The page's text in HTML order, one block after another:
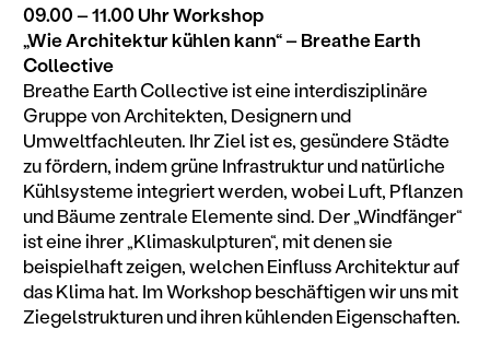
09.00 – 11.00 Uhr Workshop
„Wie Architektur kühlen kann“ – Breathe Earth
Collective
Breathe Earth Collective ist eine interdisziplinäre
Gruppe von Architekten, Designern und
Umweltfachleuten. Ihr Ziel ist es, gesündere Städte
zu fördern, indem grüne Infrastruktur und natürliche
Kühlsysteme integriert werden, wobei Luft, Pflanzen
und Bäume zentrale Elemente sind. Der „Windfänger“
ist eine ihrer „Klimaskulpturen“, mit denen sie
beispielhaft zeigen, welchen Einfluss Architektur auf
das Klima hat. Im Workshop beschäftigen wir uns mit
Ziegelstrukturen und ihren kühlenden Eigenschaften.